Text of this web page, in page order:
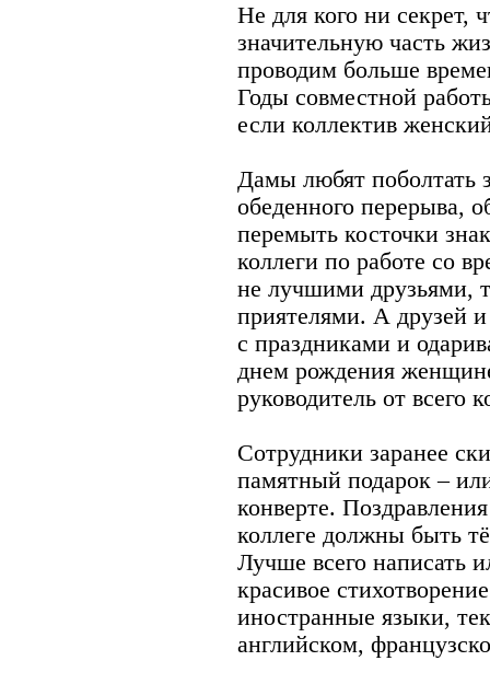
Не для кого ни секрет,
значительную часть
проводим больше
Годы совместной
если коллектив
Дамы любят поболтать
обеденного перерыва,
перемыть косточки
коллеги по работе со
не лучшими друзьями,
приятелями. А друзей и
с праздниками и
днем рождения
руководитель от всего
Сотрудники заранее
памятный подарок –
конверте.
коллеге должны быть
Лучше всего написать
красивое
иностранные языки,
английском,